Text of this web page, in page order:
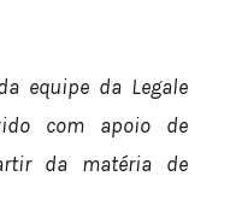
equipe da Legale
com apoio de
da matéria de